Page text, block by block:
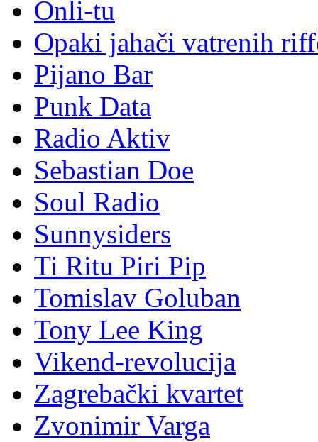
Onli-tu
Opaki jahači vatrenih
Pijano Bar
Punk Data
Radio Aktiv
Sebastian Doe
Soul Radio
Sunnysiders
Ti Ritu Piri Pip
Tomislav Goluban
Tony Lee King
Vikend-revolucija
Zagrebački kvartet
Zvonimir Varga